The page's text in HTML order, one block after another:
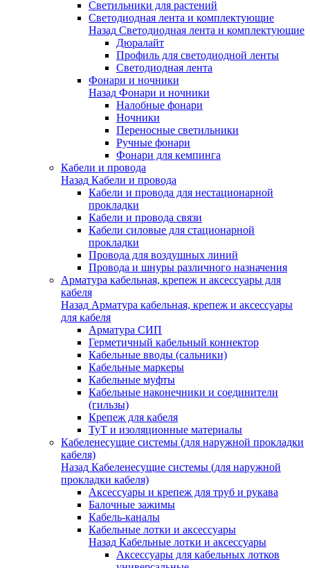
Светильники для растений
Светодиодная лента и комплектующие
Назад Светодиодная лента и комплектующие
Дюралайт
Профиль для светодиодной ленты
Светодиодная лента
Фонари и ночники
Назад Фонари и ночники
Налобные фонари
Ночники
Переносные светильники
Ручные фонари
Фонари для кемпинга
Кабели и провода
Назад Кабели и провода
Кабели и провода для нестационарной
прокладки
Кабели и провода связи
Кабели силовые для стационарной
прокладки
Провода для воздушных линий
Провода и шнуры различного назначения
Арматура кабельная, крепеж и аксессуары для
кабеля
Назад Арматура кабельная, крепеж и аксессуары
для кабеля
Арматура СИП
Герметичный кабельный коннектор
Кабельные вводы (сальники)
Кабельные маркеры
Кабельные муфты
Кабельные наконечники и соединители
(гильзы)
Крепеж для кабеля
ТуТ и изоляционные материалы
Кабеленесущие системы (для наружной прокладки
кабеля)
Назад Кабеленесущие системы (для наружной
прокладки кабеля)
Аксессуары и крепеж для труб и рукава
Балочные зажимы
Кабель-каналы
Кабельные лотки и аксессуары
Назад Кабельные лотки и аксессуары
Аксессуары для кабельных лотков